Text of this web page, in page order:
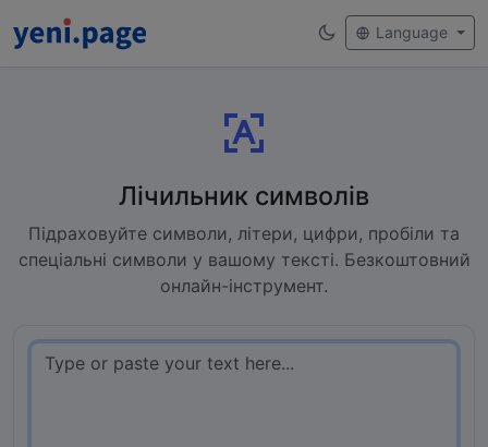
Language
Лічильник символів
Підраховуйте символи, літери, цифри, пробіли та
спеціальні символи у вашому тексті. Безкоштовний
онлайн-інструмент.